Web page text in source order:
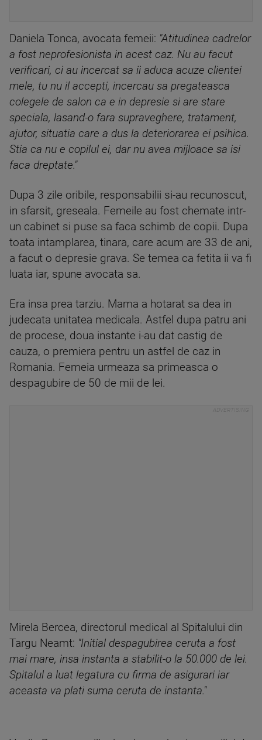
Daniela Tonca, avocata femeii: "Atitudinea cadrelor
a fost neprofesionista in acest caz. Nu au facut
verificari, ci au incercat sa ii aduca acuze clientei
mele, tu nu il accepti, incercau sa pregateasca
colegele de salon ca e in depresie si are stare
speciala, lasand-o fara supraveghere, tratament,
ajutor, situatia care a dus la deteriorarea ei psihica.
Stia ca nu e copilul ei, dar nu avea mijloace sa isi
faca dreptate."
Dupa 3 zile oribile, responsabilii si-au recunoscut,
in sfarsit, greseala. Femeile au fost chemate intr-
un cabinet si puse sa faca schimb de copii. Dupa
toata intamplarea, tinara, care acum are 33 de ani,
a facut o depresie grava. Se temea ca fetita ii va fi
luata iar, spune avocata sa.
Era insa prea tarziu. Mama a hotarat sa dea in
judecata unitatea medicala. Astfel dupa patru ani
de procese, doua instante i-au dat castig de
cauza, o premiera pentru un astfel de caz in
Romania. Femeia urmeaza sa primeasca o
despagubire de 50 de mii de lei.
Mirela Bercea, directorul medical al Spitalului din
Targu Neamt: "Initial despagubirea ceruta a fost
mai mare, insa instanta a stabilit-o la 50.000 de lei.
Spitalul a luat legatura cu firma de asigurari iar
aceasta va plati suma ceruta de instanta."